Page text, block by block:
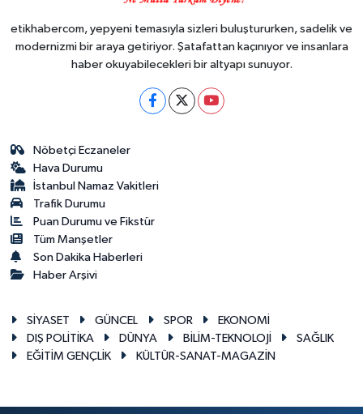
etikhabercom, yepyeni temasıyla sizleri buluştururken, sadelik ve
modernizmi bir araya getiriyor. Şatafattan kaçınıyor ve insanlara
haber okuyabilecekleri bir altyapı sunuyor.
Nöbetçi Eczaneler
Hava Durumu
İstanbul Namaz Vakitleri
Trafik Durumu
Puan Durumu ve Fikstür
Tüm Manşetler
Son Dakika Haberleri
Haber Arşivi
SİYASET GÜNCEL SPOR
EKONOMİ
DIŞ POLİTİKA
DÜNYA BİLİM-TEKNOLOJİ
SAĞLIK
EĞİTİM GENÇLİK
KÜLTÜR-SANAT-MAGAZİN